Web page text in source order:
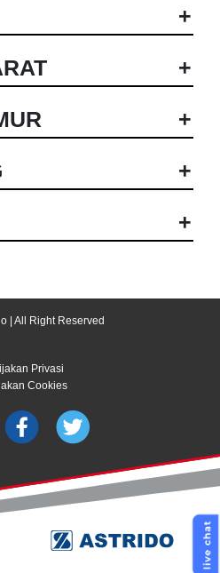
+
+
+
+
+
| All Right Reserved
Privasi
Cookies